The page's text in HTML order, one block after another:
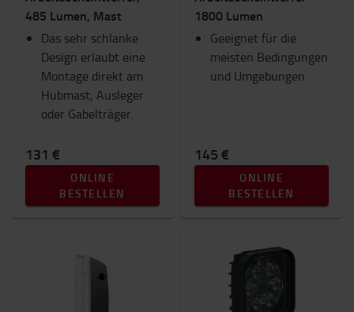
485 Lumen, Mast
Das sehr schlanke
Design erlaubt eine
Montage direkt am
Hubmast, Ausleger
oder Gabelträger.
131 €
ONLINE
BESTELLEN
1800 Lumen
Geeignet für die
meisten Bedingungen
und Umgebungen
145 €
ONLINE
BESTELLEN